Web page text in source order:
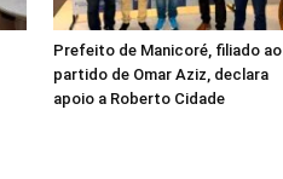
Prefeito de Manicoré, filiado ao
partido de Omar Aziz, declara
apoio a Roberto Cidade